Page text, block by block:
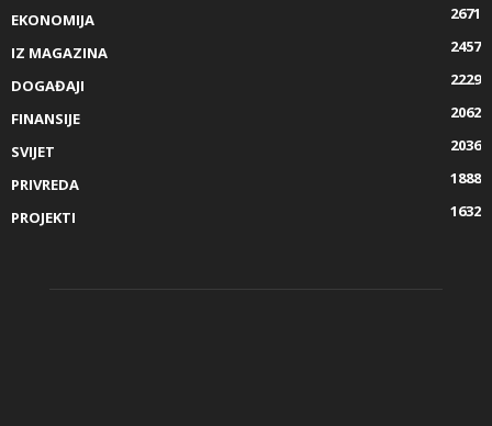
EKONOMIJA
2671
IZ MAGAZINA
2457
DOGAĐAJI
2229
FINANSIJE
2062
SVIJET
2036
PRIVREDA
1888
PROJEKTI
1632